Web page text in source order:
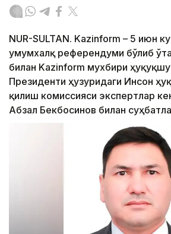
NUR-SULTAN. Kazinform – 5 июн
умумхалқ референдуми бўлиб
билан Kazinform мухбири
Президенти ҳузуридаги Инсон
қилиш комиссияси экспертлар
Абзал Бекбосинов билан